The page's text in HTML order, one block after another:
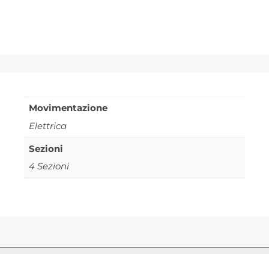
Movimentazione
Elettrica
Sezioni
4 Sezioni